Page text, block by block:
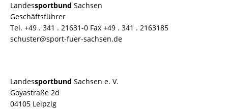
Landessportbund Sachsen
Geschäftsführer
Tel. +49 . 341 . 21631-0 Fax +49 . 341 . 2163185
schuster@sport-fuer-sachsen.de
Landessportbund Sachsen e. V.
Goyastraße 2d
04105 Leipzig